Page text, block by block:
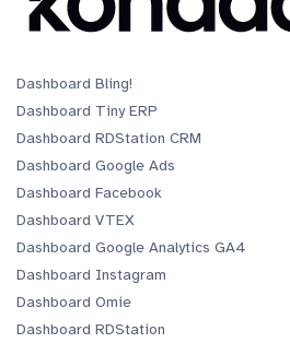
Dashboard Bling!
Dashboard Tiny ERP
Dashboard RDStation CRM
Dashboard Google Ads
Dashboard Facebook
Dashboard VTEX
Dashboard Google Analytics GA4
Dashboard Instagram
Dashboard Omie
Dashboard RDStation